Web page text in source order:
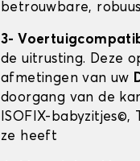
betrouwbare,
3-
de uitrusting. Deze
afmetingen van uw
doorgang van de
ISOFIX-
ze heeft